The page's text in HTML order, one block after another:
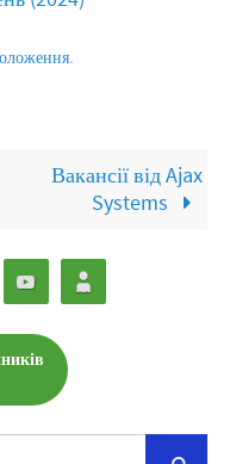
.
Вакансії від Ajax
Systems